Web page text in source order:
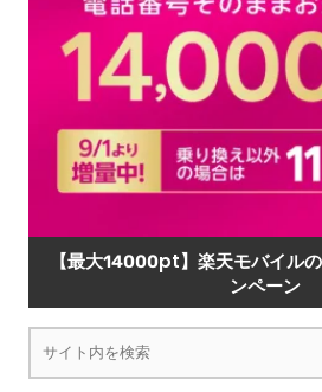
【最大14000pt】楽天モバイル
ンペーン